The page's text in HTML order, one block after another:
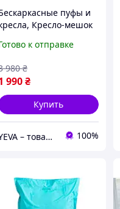
пуфы и
Кресло-мешок
для отдыха,
к отправке
990 ₴
980 ₴
Купить
YEVA – товары для отдыха и новогодний декор 100%